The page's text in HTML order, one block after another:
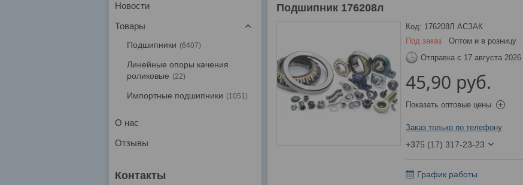
Подшипник 176208л
Под заказ Оптом и в розницу
Код: 176208Л АСЗАК
Отправка с 17 августа 2026
45,90 руб.
Показать оптовые цены
Заказ только по телефону
+375 (17) 317-23-23
График работы
Новости
Товары
Подшипники 6407
Линейные опоры качения
роликовые
22
Импортные подшипники 1051
О нас
Отзывы